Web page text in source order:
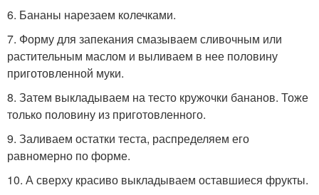
6. Бананы нарезаем колечками.
7. Форму для запекания смазываем сливочным или
растительным маслом и выливаем в нее половину
приготовленной муки.
8. Затем выкладываем на тесто кружочки бананов. Тоже
только половину из приготовленного.
9. Заливаем остатки теста, распределяем его
равномерно по форме.
10. А сверху красиво выкладываем оставшиеся фрукты.